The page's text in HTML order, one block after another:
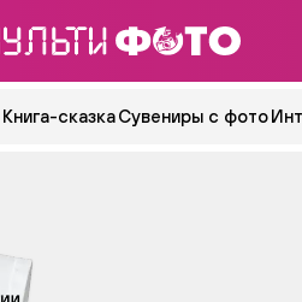
Книга-сказка Сувениры с фото